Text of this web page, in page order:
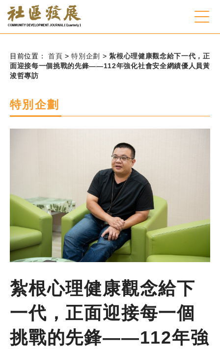
跳到主要內容
後台登入
鍵
尋
輸
鍵
季刊簡介
主題報導
主題座談
特別企劃
目前位置：首頁> 特別企劃 > 紮根心理健康觀念給下一代，正
面迎接每一個挑戰的先鋒——112年強化社會安全網績優人員黃
浚哲專訪
特別企劃
紮根心理健康觀念給下
一代，正面迎接每一個
挑戰的先鋒——112年強